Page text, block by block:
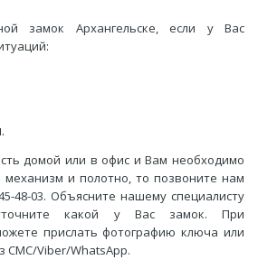
замок Архангельске, если у Вас
домой или в офис и Вам необходимо
и полотно, то позвоните нам
48-03. Объясните нашему специалисту
какой у Вас замок. При
прислать фотографию ключа или
СМС/Viber/WhatsApp.